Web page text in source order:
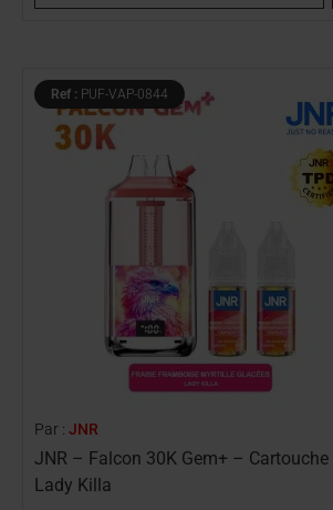
Ref : PUF-VAP-0844
Par : JNR
JNR – Falcon 30K Gem+ – Cartouche
Lady Killa